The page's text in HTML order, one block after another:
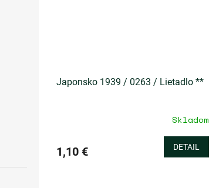
Japonsko 1939 / 0263 / Lietadlo **
Skladom
1,10 € DETAIL